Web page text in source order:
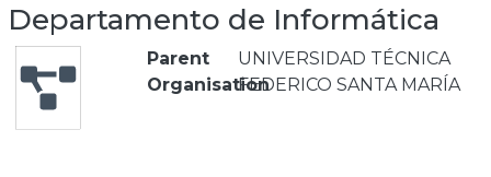
Departamento de Informática
Parent
Organisation
UNIVERSIDAD TÉCNICA
FEDERICO SANTA MARÍA